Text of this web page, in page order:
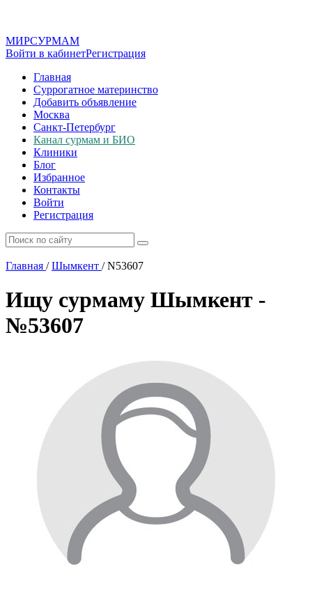
МИРСУРМАМ
Войти в кабинетРегистрация
Главная
Суррогатное материнство
Добавить объявление
Москва
Санкт-Петербург
Канал сурмам и БИО
Клиники
Блог
Избранное
Контакты
Войти
Регистрация
Главная / Шымкент /N53607
Ищу сурмаму Шымкент -
№53607